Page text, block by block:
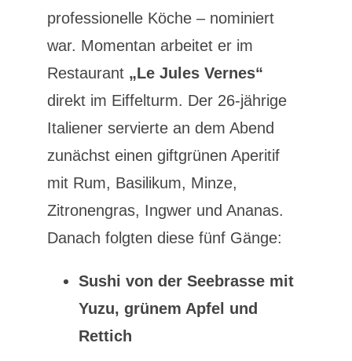
professionelle Köche – nominiert
war. Momentan arbeitet er im
Restaurant „Le Jules Vernes“
direkt im Eiffelturm. Der 26-jährige
Italiener servierte an dem Abend
zunächst einen giftgrünen Aperitif
mit Rum, Basilikum, Minze,
Zitronengras, Ingwer und Ananas.
Danach folgten diese fünf Gänge:
Sushi von der Seebrasse mit
Yuzu, grünem Apfel und
Rettich